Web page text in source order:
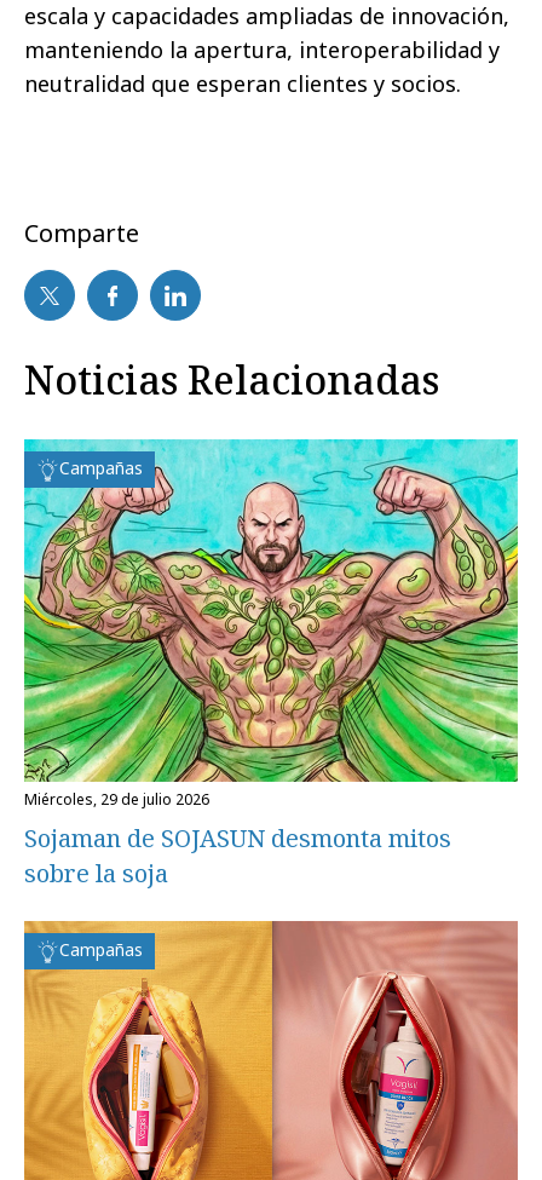
escala y capacidades ampliadas de innovación,
manteniendo la apertura, interoperabilidad y
neutralidad que esperan clientes y socios.
Comparte
Noticias Relacionadas
Campañas
miércoles, 29 de julio 2026
Sojaman de SOJASUN desmonta mitos
sobre la soja
Campañas